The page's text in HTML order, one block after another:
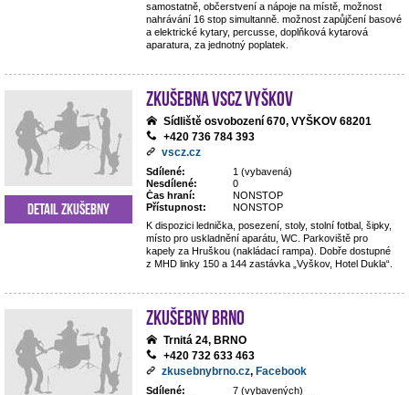
samostatně, občerstvení a nápoje na místě, možnost
nahrávání 16 stop simultanně. možnost zapůjčení basové
a elektrické kytary, percusse, doplňková kytarová
aparatura, za jednotný poplatek.
Zkušebna VSCZ Vyškov
Sídliště osvobození 670, VYŠKOV 68201
+420 736 784 393
vscz.cz
Sdílené:
1 (vybavená)
Nesdílené:
0
Čas hraní:
NONSTOP
Přístupnost:
NONSTOP
K dispozici lednička, posezení, stoly, stolní fotbal, šipky,
místo pro uskladnění aparátu, WC. Parkoviště pro
kapely za Hruškou (nakládací rampa). Dobře dostupné
z MHD linky 150 a 144 zastávka „Vyškov, Hotel Dukla“.
Detail zkušebny
Zkušebny Brno
Trnitá 24, BRNO
+420 732 633 463
zkusebnybrno.cz, Facebook
Sdílené:
7 (vybavených)